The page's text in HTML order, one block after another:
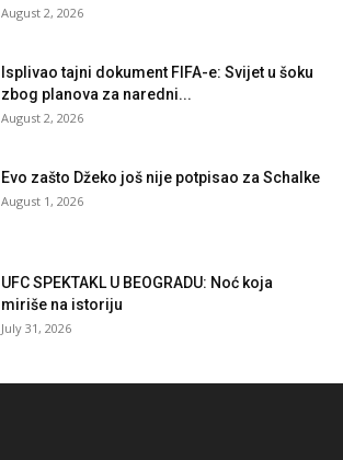
August 2, 2026
Isplivao tajni dokument FIFA-e: Svijet u šoku
zbog planova za naredni...
August 2, 2026
Evo zašto Džeko još nije potpisao za Schalke
August 1, 2026
UFC SPEKTAKL U BEOGRADU: Noć koja
miriše na istoriju
July 31, 2026